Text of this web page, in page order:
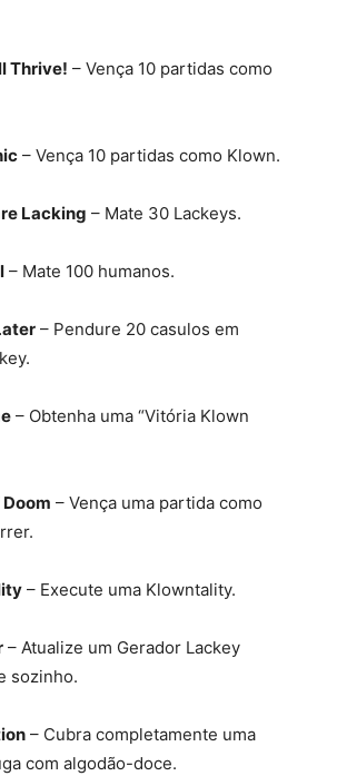
Thrive! – Vença 10 partidas como
– Vença 10 partidas como Klown.
Lacking – Mate 30 Lackeys.
– Mate 100 humanos.
– Pendure 20 casulos em
– Obtenha uma “Vitória Klown
– Vença uma partida como
– Execute uma Klowntality.
– Atualize um Gerador Lackey
sozinho.
– Cubra completamente uma
com algodão-doce.